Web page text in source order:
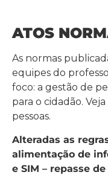
ATOS
As normas
equipes do
foco: a gestão de
para o cidadão.
pessoas.
Alteradas as
alimentação de
e SIM – repasse